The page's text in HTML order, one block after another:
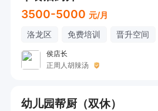
3500-5000 元/月
洛龙区 免费培训 晋升空间
侯店长
正周人胡辣汤
幼儿园帮厨（双休）